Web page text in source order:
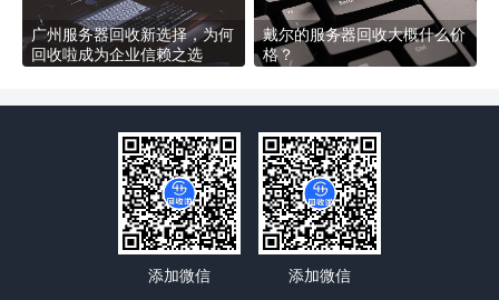
广州服务器回收新选择，为何
回收啦成为企业信赖之选
戴尔的服务器回收大概什么价
格？
添加微信 添加微信